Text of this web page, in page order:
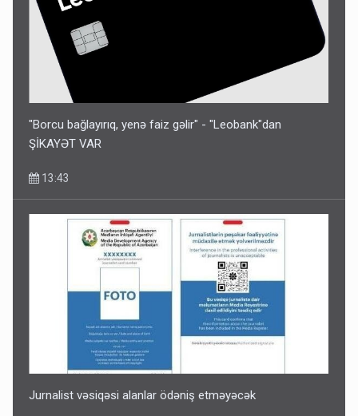
"Borcu bağlayırıq, yenə faiz gəlir" - "Leobank"dan
ŞİKAYƏT VAR
13:43
Jurnalist vəsiqəsi alanlar ödəniş etməyəcək